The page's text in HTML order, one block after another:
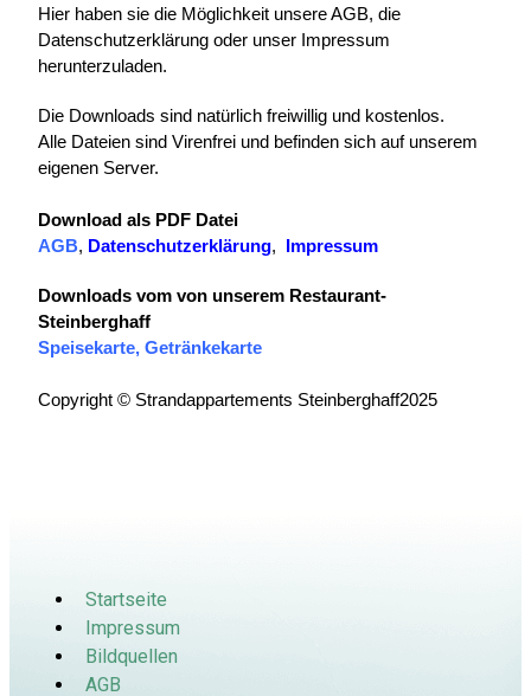
Hier haben sie die Möglichkeit unsere AGB, die
Datenschutzerklärung oder unser Impressum
herunterzuladen.
Die Downloads sind natürlich freiwillig und kostenlos.
Alle Dateien sind Virenfrei und befinden sich auf unserem
eigenen Server.
Download als PDF Datei
AGB, Datenschutzerklärung, Impressum
Downloads vom von unserem Restaurant-
Steinberghaff
Speisekarte, Getränkekarte
Copyright © Strandappartements Steinberghaff2025
Startseite
Impressum
Bildquellen
AGB